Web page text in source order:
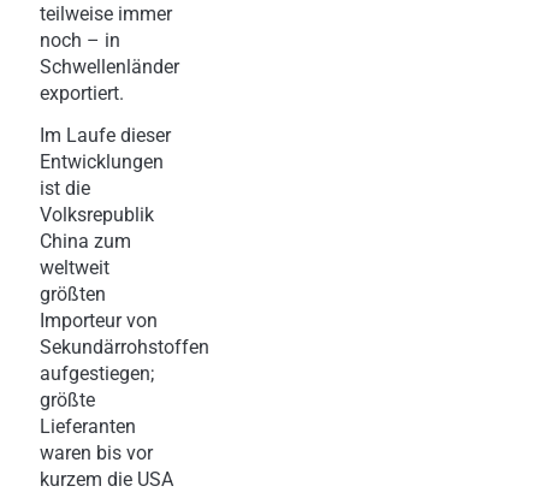
teilweise immer
noch – in
Schwellenländer
exportiert.
Im Laufe dieser
Entwicklungen
ist die
Volksrepublik
China zum
weltweit
größten
Importeur von
Sekundärrohstoffen
aufgestiegen;
größte
Lieferanten
waren bis vor
kurzem die USA